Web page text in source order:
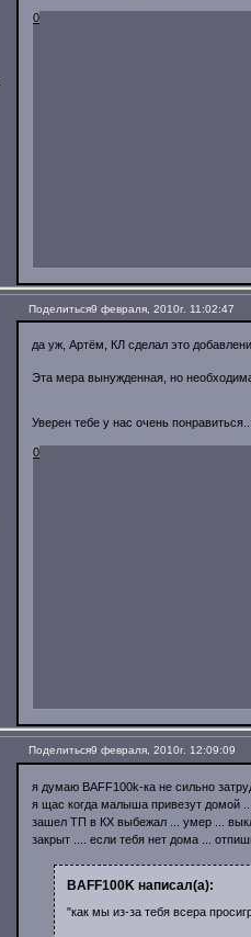
0
Поделиться9 февраля, 2010г. 11:02:47
да уж, Артём, КЛ сделал это
Эта мера вынужденная, но
Уверен тебе у нас очень
0
Поделиться9 февраля, 2010г. 12:09:09
я думаю BAFF100k-ка не сильно
я щас когда малыша привезут домой
зашел ТП в КХ выбежал ... умер ...
закрыт .... если тебя нет дома ...
BAFF100K написал(а):
"как мы из-за тебя всера